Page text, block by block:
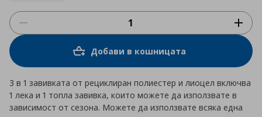
Добави в кошницата
3 в 1 завивката от рециклиран полиестер и лиоцел включва
1 лека и 1 топла завивка, които можете да използвате в
зависимост от сезона. Можете да използвате всяка една